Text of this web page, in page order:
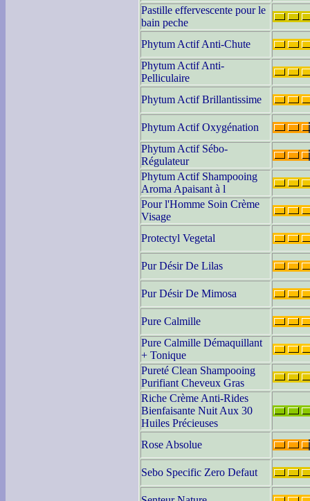
Pastille effervescente pour le
bain peche
Phytum Actif Anti-Chute
Phytum Actif Anti-
Pelliculaire
Phytum Actif Brillantissime
Phytum Actif Oxygénation
Phytum Actif Sébo-
Régulateur
Phytum Actif Shampooing
Aroma Apaisant à l
Pour l'Homme Soin Crème
Visage
Protectyl Vegetal
Pur Désir De Lilas
Pur Désir De Mimosa
Pure Calmille
Pure Calmille Démaquillant
+ Tonique
Pureté Clean Shampooing
Purifiant Cheveux Gras
Riche Crème Anti-Rides
Bienfaisante Nuit Aux 30
Huiles Précieuses
Rose Absolue
Sebo Specific Zero Defaut